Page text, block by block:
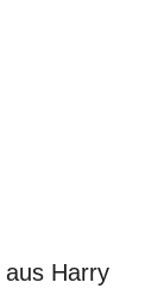
aus Harry